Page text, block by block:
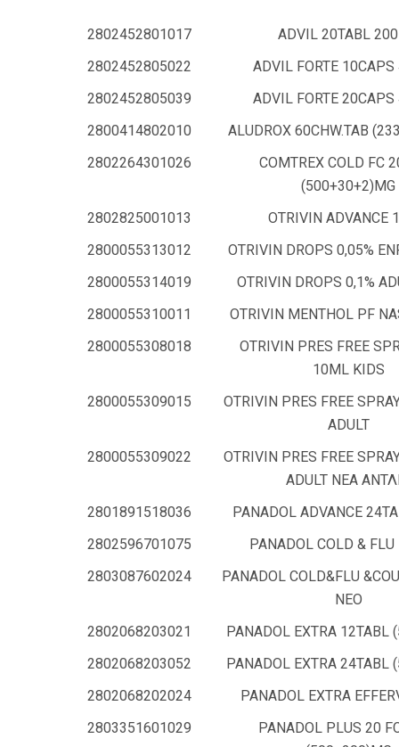
2802452801017
ADVIL 20TABL
2802452805022
ADVIL FORTE
2802452805039
ADVIL FORTE
2800414802010
ALUDROX 60CHW.TAB
2802264301026
COMTREX COLD FC
(500+30+2)MG
2802825001013
OTRIVIN ADVANCE
2800055313012
OTRIVIN DROPS 0,05%
2800055314019
OTRIVIN DROPS 0,1%
2800055310011
OTRIVIN MENTHOL PF
2800055308018
OTRIVIN PRES FREE
10ML KIDS
2800055309015
OTRIVIN PRES FREE
ADULT
2800055309022
OTRIVIN PRES FREE
ADULT ΝΕΑ
2801891518036
PANADOL ADVANCE
2802596701075
PANADOL COLD &
2803087602024
PANADOL COLD&FLU
ΝΕΟ
2802068203021
PANADOL EXTRA 12TABL
2802068203052
PANADOL EXTRA 24TABL
2802068202024
PANADOL EXTRA
2803351601029
PANADOL PLUS 20